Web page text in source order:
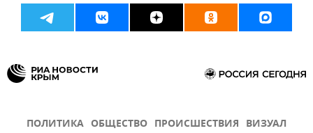
ПОЛИТИКА ОБЩЕСТВО ПРОИСШЕСТВИЯ ВИЗУАЛ